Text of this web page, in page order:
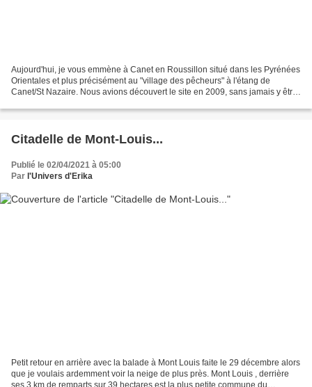
Aujourd'hui, je vous emmène à Canet en Roussillon situé dans les Pyrénées
Orientales et plus précisément au "village des pêcheurs" à l'étang de
Canet/St Nazaire. Nous avions découvert le site en 2009, sans jamais y être
Citadelle de Mont-Louis...
Publié le 02/04/2021 à 05:00
Par l'Univers d'Erika
Petit retour en arrière avec la balade à Mont Louis faite le 29 décembre alors
que je voulais ardemment voir la neige de plus près. Mont Louis , derrière
ses 3 km de remparts sur 39 hectares est la plus petite commune du